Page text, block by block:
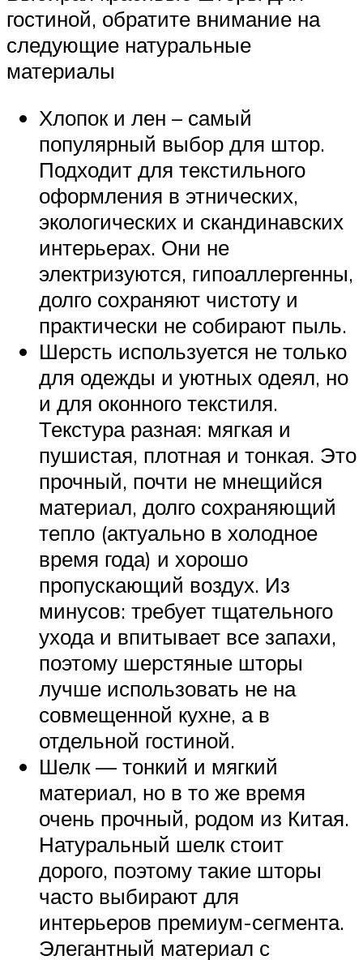
гостиной, обратите внимание на
следующие натуральные
материалы
Хлопок и лен – самый
популярный выбор для штор.
Подходит для текстильного
оформления в этнических,
экологических и скандинавских
интерьерах. Они не
электризуются, гипоаллергенны,
долго сохраняют чистоту и
практически не собирают пыль.
Шерсть используется не только
для одежды и уютных одеял, но
и для оконного текстиля.
Текстура разная: мягкая и
пушистая, плотная и тонкая. Это
прочный, почти не мнещийся
материал, долго сохраняющий
тепло (актуально в холодное
время года) и хорошо
пропускающий воздух. Из
минусов: требует тщательного
ухода и впитывает все запахи,
поэтому шерстяные шторы
лучше использовать не на
совмещенной кухне, а в
отдельной гостиной.
Шелк — тонкий и мягкий
материал, но в то же время
очень прочный, родом из Китая.
Натуральный шелк стоит
дорого, поэтому такие шторы
часто выбирают для
интерьеров премиум-сегмента.
Элегантный материал с